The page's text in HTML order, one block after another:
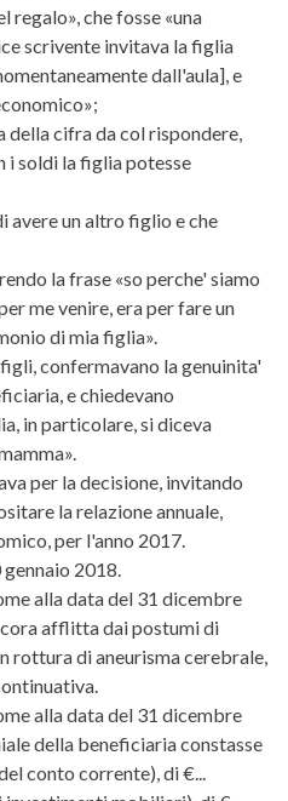
regalo», che fosse «una
scrivente invitava la figlia
dall'aula], e
della cifra da col rispondere,
i soldi la figlia potesse
un altro figlio e che
la frase «so perche' siamo
me venire, era per fare un
di mia figlia».
confermavano la genuinita'
e chiedevano
in particolare, si diceva
per la decisione, invitando
la relazione annuale,
per l'anno 2017.
2018.
alla data del 31 dicembre
afflitta dai postumi di
rottura di aneurisma cerebrale,
alla data del 31 dicembre
della beneficiaria constasse
conto corrente), di €...